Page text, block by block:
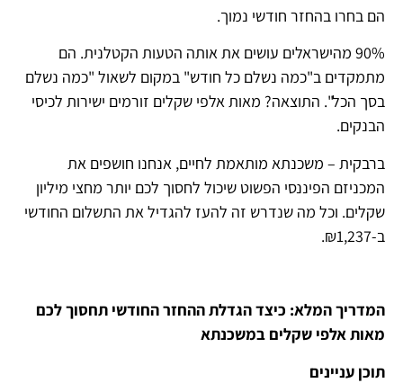
הם בחרו בהחזר חודשי נמוך.
90% מהישראלים עושים את אותה הטעות הקטלנית. הם
מתמקדים ב"כמה נשלם כל חודש" במקום לשאול "כמה נשלם
בסך הכל". התוצאה? מאות אלפי שקלים זורמים ישירות לכיסי
הבנקים.
ברבקית – משכנתא מותאמת לחיים, אנחנו חושפים את
המכניזם הפיננסי הפשוט שיכול לחסוך לכם יותר מחצי מיליון
שקלים. וכל מה שנדרש זה להעז להגדיל את התשלום החודשי
ב-₪1,237.
המדריך המלא: כיצד הגדלת ההחזר החודשי תחסוך לכם
מאות אלפי שקלים במשכנתא
תוכן עניינים